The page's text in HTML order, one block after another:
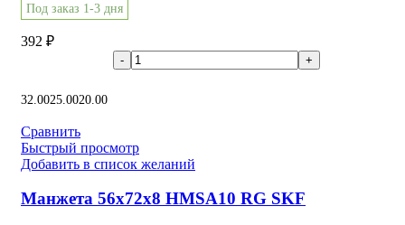
Под заказ 1-3 дня
392 ₽
32.0025.0020.00
Сравнить
Быстрый просмотр
Добавить в список желаний
Манжета 56x72x8 HMSA10 RG SKF